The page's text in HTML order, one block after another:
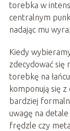
torebka w
centralnym
nadając mu
Kiedy
zdecydować się
torebkę na
komponują się z
bardziej
uwagę na
frędzle czy